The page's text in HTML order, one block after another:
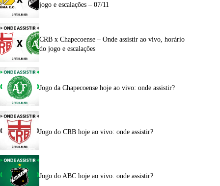
jogo e escalações – 07/11
CRB x Chapecoense – Onde assistir ao vivo, horário
do jogo e escalações
Jogo da Chapecoense hoje ao vivo: onde assistir?
Jogo do CRB hoje ao vivo: onde assistir?
Jogo do ABC hoje ao vivo: onde assistir?